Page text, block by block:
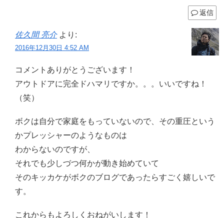
返信
佐久間 亮介 より:
2016年12月30日 4:52 AM
コメントありがとうございます！
アウトドアに完全ドハマリですか。。。いいですね！
（笑）
ボクは自分で家庭をもっていないので、その重圧という
かプレッシャーのようなものは
わからないのですが、
それでも少しづつ何かが動き始めていて
そのキッカケがボクのブログであったらすごく嬉しいで
す。
これからもよろしくおねがいします！